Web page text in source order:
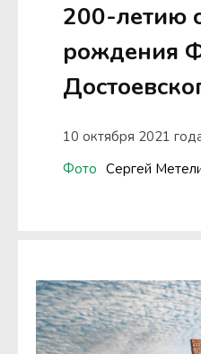
200-летию
рождения
10 октября 2021
Фото Сергей